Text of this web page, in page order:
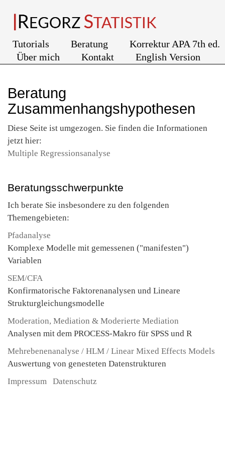
Tutorials Beratung
Korrektur APA 7th ed.
Über mich
Kontakt English Version
Beratung
Zusammenhangshypothesen
Diese Seite ist umgezogen. Sie finden die Informationen
jetzt hier:
Multiple Regressionsanalyse
Beratungsschwerpunkte
Ich berate Sie insbesondere zu den folgenden
Themengebieten:
Pfadanalyse
Komplexe Modelle mit gemessenen ("manifesten")
Variablen
SEM/CFA
Konfirmatorische Faktorenanalysen und Lineare
Strukturgleichungsmodelle
Moderation, Mediation & Moderierte Mediation
Analysen mit dem PROCESS-Makro für SPSS und R
Mehrebenenanalyse / HLM / Linear Mixed Effects Models
Auswertung von genesteten Datenstrukturen
Impressum
Datenschutz